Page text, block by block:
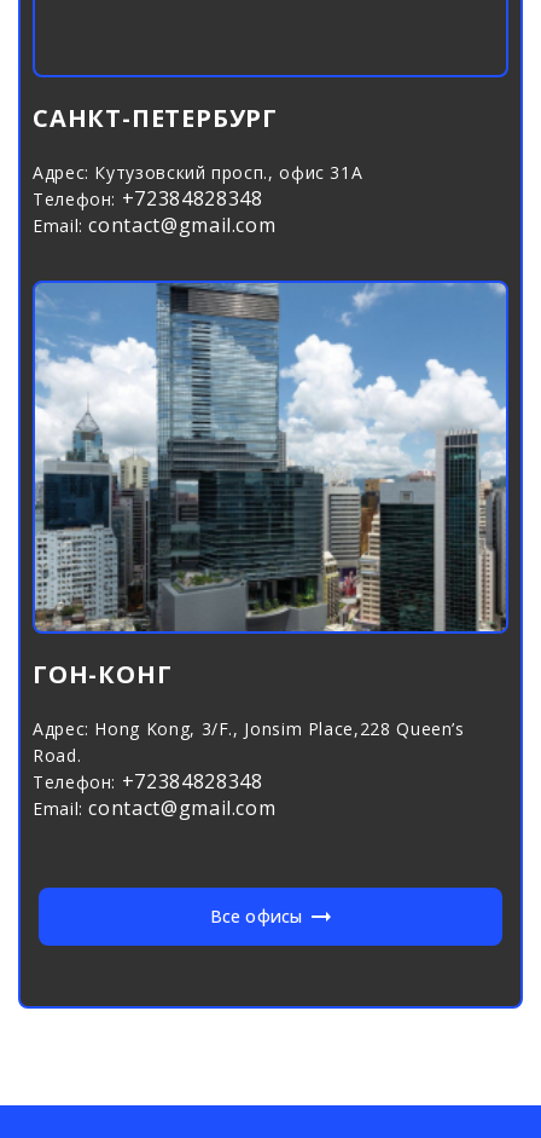
САНКТ-ПЕТЕРБУРГ
Адрес: Кутузовский просп., офис 31А
Телефон: +72384828348
Email: contact@gmail.com
ГОН-КОНГ
Адрес: Hong Kong, 3/F., Jonsim Place,228 Queen’s
Road.
Телефон: +72384828348
Email: contact@gmail.com
Все офисы